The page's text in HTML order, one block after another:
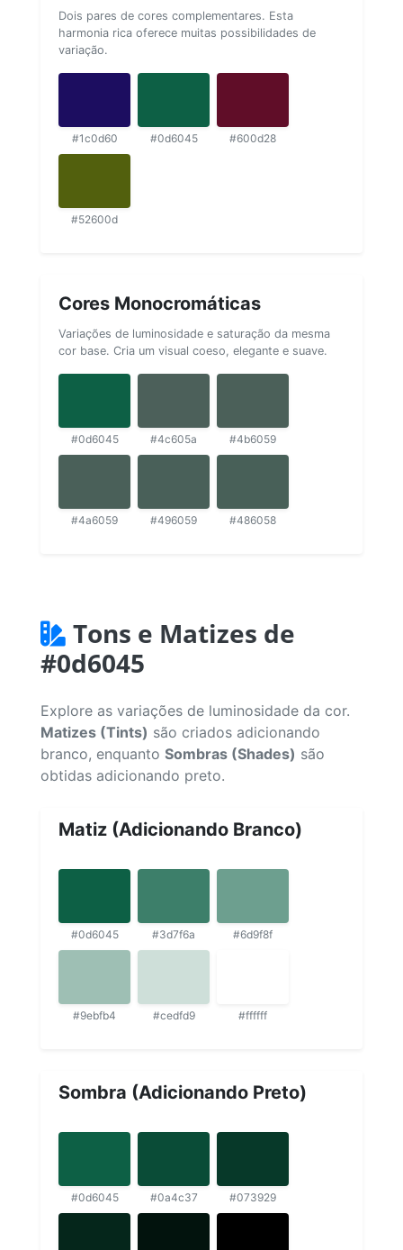
Dois pares de cores complementares. Esta
harmonia rica oferece muitas possibilidades de
variação.
#1c0d60 #0d6045 #600d28
#52600d
Cores Monocromáticas
Variações de luminosidade e saturação da mesma
cor base. Cria um visual coeso, elegante e suave.
#0d6045 #4c605a #4b6059
#4a6059 #496059 #486058
Tons e Matizes de
#0d6045
Explore as variações de luminosidade da cor.
Matizes (Tints) são criados adicionando
branco, enquanto Sombras (Shades) são
obtidas adicionando preto.
Matiz (Adicionando Branco)
#0d6045 #3d7f6a #6d9f8f
#9ebfb4 #cedfd9 #ffffff
Sombra (Adicionando Preto)
#0d6045 #0a4c37 #073929